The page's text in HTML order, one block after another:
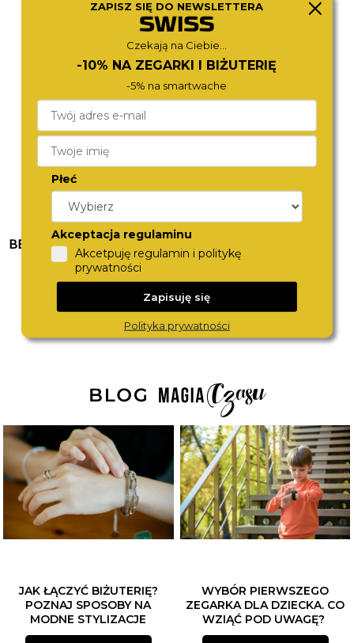
TOMMY HILFIGER FESTINA
BEVERLY HILLS POLO CLUB
BP3051X.300
590,-
JAK ŁĄCZYĆ BIŻUTERIĘ?
POZNAJ SPOSOBY NA
MODNE STYLIZACJE
WYBÓR PIERWSZEGO
ZEGARKA DLA DZIECKA. CO
WZIĄĆ POD UWAGĘ?
ZAPISZ SIĘ DO NEWSLETTERA
Czekają na Ciebie...
-10% NA ZEGARKI I BIŻUTERIĘ
-5% na smartwache
Płeć
Akceptacja regulaminu
Akcetpuję regulamin i politykę
prywatności
Zapisuję się
Polityka prywatności